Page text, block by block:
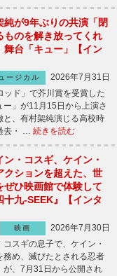
純が9年ぶりの共演「閉
ものを解き放ってくれ
台「キュー」【イン
ージカル
2026年7月31日
ド」で芥川賞を受賞した
」が11月15日から上演さ
、有村架純演じる高校時
去・ … 続きを読む
・コスギ、ケイン・
クションを超えた、世
ぜひ映画館で体験して
十九-SEEK』【インタ
映画
2026年7月30日
スギの息子で、ケイン・
め、滅びたとされる忍者
が、7月31日から公開され